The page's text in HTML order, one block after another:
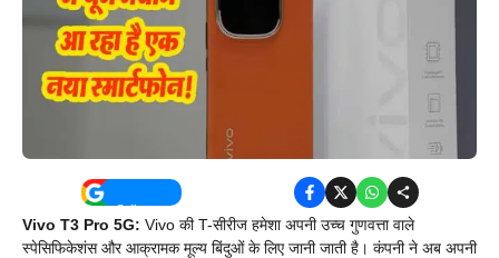
Vivo T3 Pro 5G: Vivo की T-सीरीज हमेशा अपनी उच्च गुणवत्ता वाले
स्पेसिफिकेशंस और आक्रामक मूल्य बिंदुओं के लिए जानी जाती है। कंपनी ने अब अपनी